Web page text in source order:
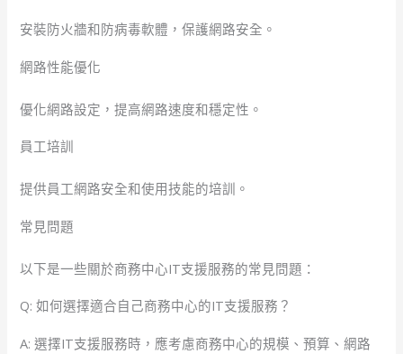
安裝防火牆和防病毒軟體，保護網路安全。
網路性能優化
優化網路設定，提高網路速度和穩定性。
員工培訓
提供員工網路安全和使用技能的培訓。
常見問題
以下是一些關於商務中心IT支援服務的常見問題：
Q: 如何選擇適合自己商務中心的IT支援服務？
A: 選擇IT支援服務時，應考慮商務中心的規模、預算、網路